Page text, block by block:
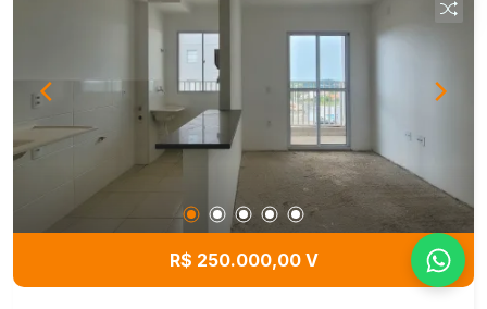
R$ 250.000,00 V